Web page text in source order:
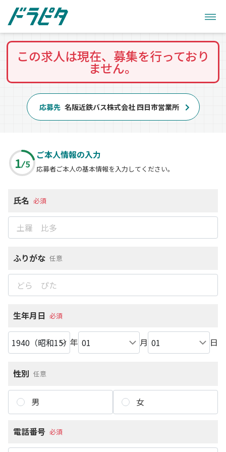
この求人は現在、募集を行っており
ません。
応募先 名阪近鉄バス株式会社 四日市営業所
1 5
ご本人情報の入力
応募者ご本人の基本情報を入力してください。
氏名 必須
ふりがな 任意
生年月日 必須
年 月 日
性別 任意
男 女
電話番号 必須